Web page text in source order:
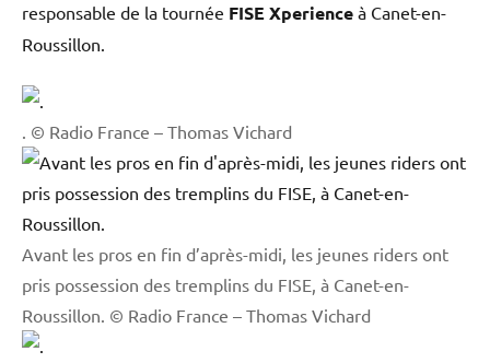
responsable de la tournée FISE Xperience à Canet-en-
Roussillon.
. © Radio France – Thomas Vichard
Avant les pros en fin d’après-midi, les jeunes riders ont
pris possession des tremplins du FISE, à Canet-en-
Roussillon. © Radio France – Thomas Vichard